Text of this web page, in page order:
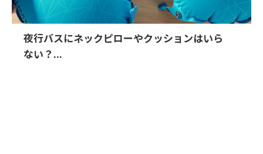
夜行バスにネックピローやクッションはいら
ない？...